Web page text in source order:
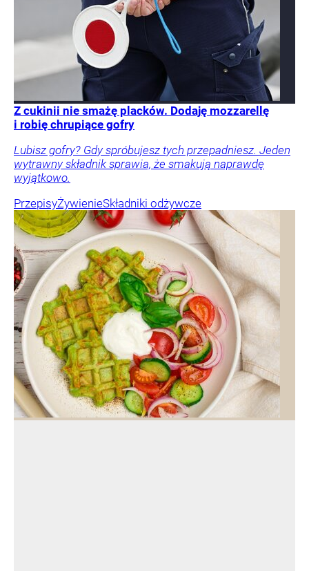
Z cukinii nie smażę placków. Dodaję mozzarellę
i robię chrupiące gofry
Lubisz gofry? Gdy spróbujesz tych przepadniesz. Jeden
wytrawny składnik sprawia, że smakują naprawdę
wyjątkowo.
PrzepisyŻywienieSkładniki odżywcze